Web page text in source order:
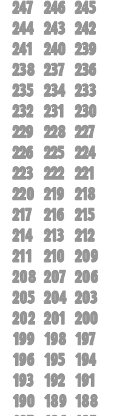
247 246 245
244 243 242
241 240 239
238 237 236
235 234 233
232 231 230
229 228 227
226 225 224
223 222 221
220 219 218
217 216 215
214 213 212
211 210 209
208 207 206
205 204 203
202 201 200
199 198 197
196 195 194
193 192 191
190 189 188